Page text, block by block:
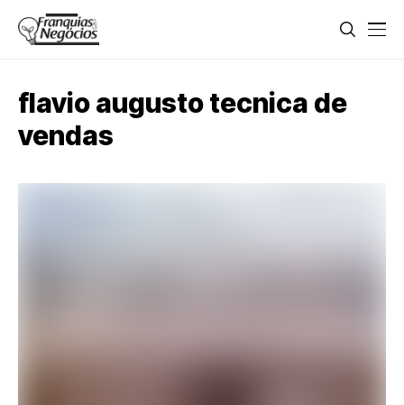
flavio augusto tecnica de
vendas